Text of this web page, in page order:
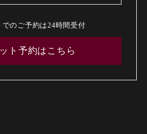
でのご予約は24時間受付
ト予約はこちら